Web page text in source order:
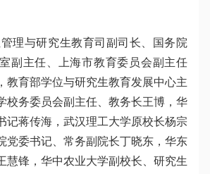
理与研究生教育司副司长、国务院
副主任、上海市教育委员会副主任
教育部学位与研究生教育发展中心主
校务委员会副主任、教务长王博，华
记蒋传海，武汉理工大学原校长杨宗
党委书记、常务副院长丁晓东，华东
慧锋，华中农业大学副校长、研究生